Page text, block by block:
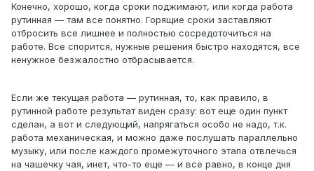
Конечно, хорошо, когда сроки поджимают, или когда работа
рутинная — там все понятно. Горящие сроки заставляют
отбросить все лишнее и полностью сосредоточиться на
работе. Все спорится, нужные решения быстро находятся, все
ненужное безжалостно отбрасывается.
Если же текущая работа — рутинная, то, как правило, в
рутинной работе результат виден сразу: вот еще один пункт
сделан, а вот и следующий, напрягаться особо не надо, т.к.
работа механическая, и можно даже послушать параллельно
музыку, или после каждого промежуточного этапа отвлечься
на чашечку чая, инет, что-то еще — и все равно, в конце дня